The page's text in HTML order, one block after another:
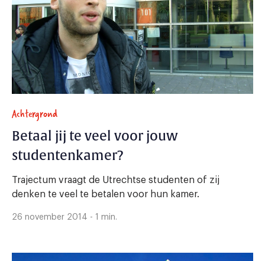
Achtergrond
Betaal jij te veel voor jouw
studentenkamer?
Trajectum vraagt de Utrechtse studenten of zij
denken te veel te betalen voor hun kamer.
26 november 2014 - 1 min.